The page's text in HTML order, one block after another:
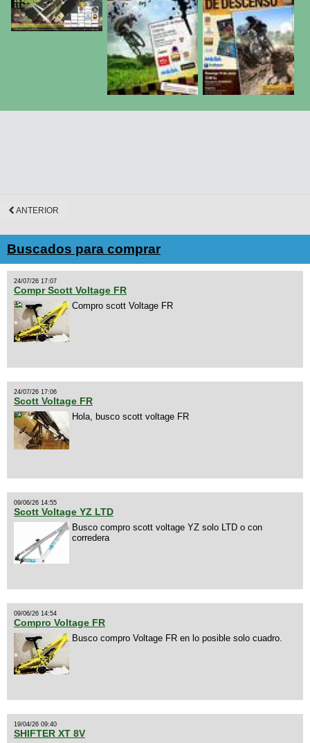
ANTERIOR
Buscados para comprar
24/07/26 17:07
Compr Scott Voltage FR
Compro scott Voltage FR
24/07/26 17:06
Scott Voltage FR
Hola, busco scott voltage FR
09/06/26 14:55
Scott Voltage YZ LTD
Busco compro scott voltage YZ solo LTD o con
corredera
09/06/26 14:54
Compro Voltage FR
Busco compro Voltage FR en lo posible solo cuadro.
19/04/26 09:40
SHIFTER XT 8V